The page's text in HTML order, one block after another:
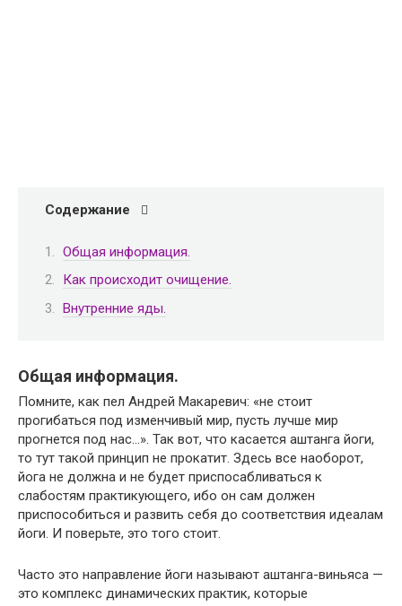
Содержание
Общая информация.
Как происходит очищение.
Внутренние яды.
Общая информация.
Помните, как пел Андрей Макаревич: «не стоит
прогибаться под изменчивый мир, пусть лучше мир
прогнется под нас...». Так вот, что касается аштанга йоги,
то тут такой принцип не прокатит. Здесь все наоборот,
йога не должна и не будет приспосабливаться к
слабостям практикующего, ибо он сам должен
приспособиться и развить себя до соответствия идеалам
йоги. И поверьте, это того стоит.
Часто это направление йоги называют аштанга-виньяса —
это комплекс динамических практик, которые